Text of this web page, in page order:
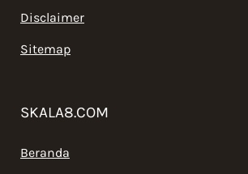
Disclaimer
Sitemap
SKALA8.COM
Beranda